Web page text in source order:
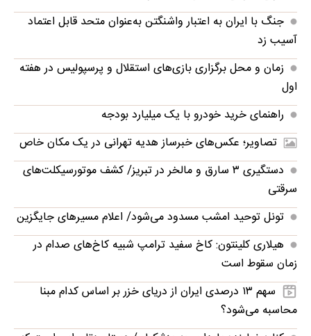
جنگ با ایران به اعتبار واشنگتن به‌عنوان متحد قابل اعتماد
آسیب زد
زمان و محل برگزاری بازی‌های استقلال و پرسپولیس در هفته
اول
راهنمای خرید خودرو با یک میلیارد بودجه
تصاویر؛ عکس‌های خبرساز هدیه تهرانی در یک مکان خاص
دستگیری ۳ سارق و مالخر در تبریز/ کشف موتورسیکلت‌های
سرقتی
تونل توحید امشب مسدود می‌شود/ اعلام مسیرهای جایگزین
هیلاری کلینتون: کاخ سفید ترامپ شبیه کاخ‌های صدام در
زمان سقوط است
سهم ۱۳ درصدی ایران از دریای خزر بر اساس کدام مبنا
محاسبه می‌شود؟